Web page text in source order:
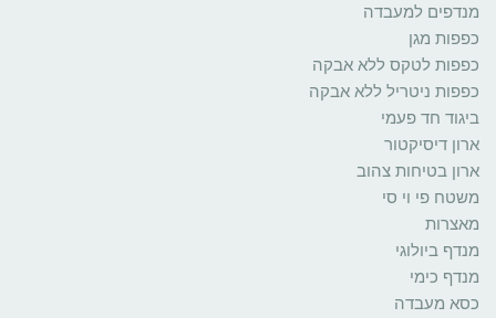
מנדפים למעבדה
כפפות מגן
כפפות לטקס ללא אבקה
כפפות ניטריל ללא אבקה
ביגוד חד פעמי
ארון דיסיקטור
ארון בטיחות צהוב
משטח פי וי סי
מאצרות
מנדף ביולוגי
מנדף כימי
כסא מעבדה